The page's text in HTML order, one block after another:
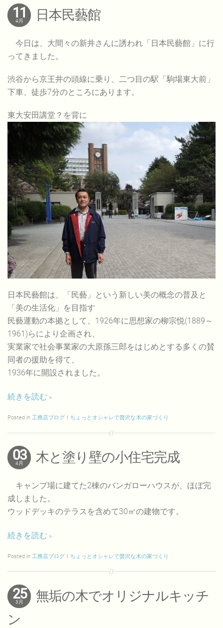
11
4月 日本民藝館
今日は、大間々の新井さんに誘われ「日本民藝館」に行
ってきました。
渋谷から京王井の頭線に乗り、二つ目の駅「駒場東大前」
下車、徒歩7分のところにあります。
東大安田講堂？を背に
日本民藝館は、「民藝」という新しい美の概念の普及と
「美の生活化」を目指す
民藝運動の本拠として、1926年に思想家の柳宗悦(1889～
1961)らにより企画され、
実業家で社会事業家の大原孫三郎をはじめとする多くの賛
同者の援助を得て、
1936年に開設されました。
続きを読む
Posted in 工務店ブログ！ちょっとオシャレで贅沢な木の家づくり
03
4月 木と塗り壁の小住宅完成
キャンプ場に建てた2棟のバンガローハウスが、ほぼ完
成しました。
ウッドデッキのテラスを含めて30㎡の建物です。
続きを読む
Posted in 工務店ブログ！ちょっとオシャレで贅沢な木の家づくり
25
3月
無垢の木でオリジナルキッチ
ン